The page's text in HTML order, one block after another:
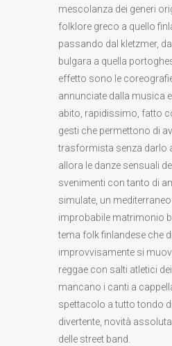
mescolanza dei generi
folklore greco a quello
passando dal kletzmer,
bulgara a quella
effetto sono le coreografie
annunciate dalla musica
abito, rapidissimo, fatto
gesti che permettono di
trasformista senza darlo
allora le danze sensuali
svenimenti con tanto di
simulate, un
improbabile matrimonio
tema folk finlandese che
improvvisamente si
reggae con salti atletici
mancano i canti a
spettacolo a tutto tondo
divertente, novità
delle street band.